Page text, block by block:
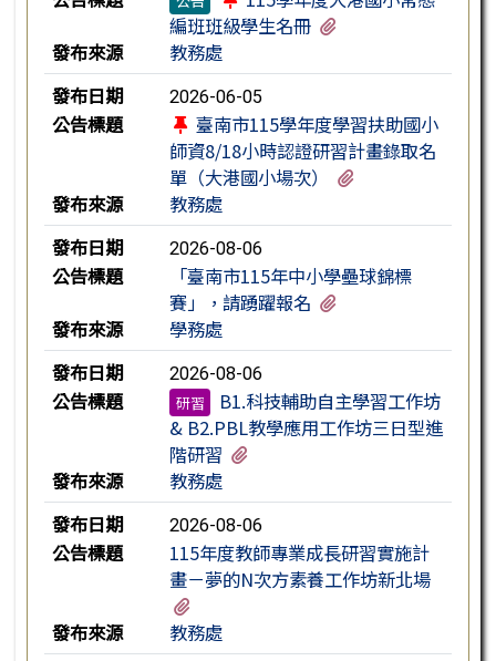
編班班級學生名冊
發布來源
教務處
發布日期
2026-06-05
公告標題
臺南市115學年度學習扶助國小
師資8/18小時認證研習計畫錄取名
單（大港國小場次）
發布來源
教務處
發布日期
2026-08-06
公告標題
「臺南市115年中小學壘球錦標
賽」，請踴躍報名
發布來源
學務處
發布日期
2026-08-06
公告標題 研習
B1.科技輔助自主學習工作坊
& B2.PBL教學應用工作坊三日型進
階研習
發布來源
教務處
發布日期
2026-08-06
公告標題
115年度教師專業成長研習實施計
畫－夢的N次方素養工作坊新北場
發布來源
教務處